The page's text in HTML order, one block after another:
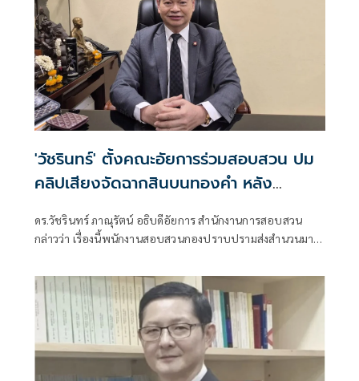
'วัชรินทร์' ตั้งคณะอัยการร่วมสอบสวน ปม
คลิปเสียงจัดฉากสินบนทองคำ หลัง
ดร.วัชรินทร์ ภาณุรัตน์ อธิบดีอัยการ สำนักงานการสอบสวน
กล่าวว่า เรื่องนี้พนักงานสอบสวนกองปราบปรามส่งสํานวนมาที่
ความเห็นเสนอไปยังอัยการสูงสุด ว่าคดีนี้มีการกระทําส่วนหนึ่ง
เกิดในประเทศไทยเเละ ส่วนหนึ่งเกิดขึ้นที่สถานทูตกรุงลอนดอน
ประเทศอังกฤษ ตามหลักเกณฑ์เเล้วต้องเป็นคดีนอกราช
อาณาจักรตาม ป.วิอาญามาตรา 20 ซึ่งเป็นอำนาจอัยการสูงสุด